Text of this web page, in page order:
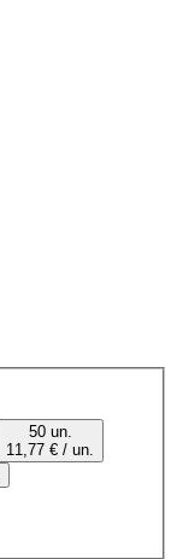
50 un.
11,77 € / un.